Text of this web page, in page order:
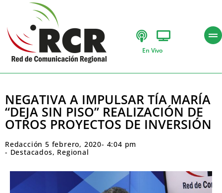
En Vivo
NEGATIVA A IMPULSAR TÍA MARÍA
“DEJA SIN PISO” REALIZACIÓN DE
OTROS PROYECTOS DE INVERSIÓN
Redacción 5 febrero, 2020- 4:04 pm
- Destacados, Regional